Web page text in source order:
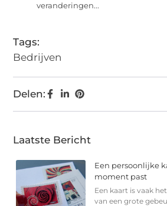
veranderingen...
Tags:
Bedrijven
Delen:
Laatste Bericht
Een persoonlijke
moment past
Een kaart is vaak
van een grote